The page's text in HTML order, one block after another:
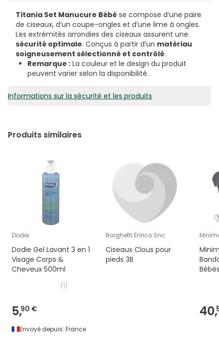
Titania Set Manucure Bébé se compose d’une paire
de ciseaux, d’un coupe-ongles et d’une lime à ongles.
Les extrémités arrondies des ciseaux assurent une
sécurité optimale. Conçus à partir d’un matériau
soigneusement sélectionné et contrôlé.
Remarque : La couleur et le design du produit
peuvent varier selon la disponibilité.
Informations sur la sécurité et les produits
Produits similaires
Dodie
Dodie Gel Lavant 3 en 1
Visage Corps &
Cheveux 500ml
(1)
5,90 €
Envoyé depuis: France
Borghetti Enrico Snc
Ciseaux Clous pour
pieds 3B
40,